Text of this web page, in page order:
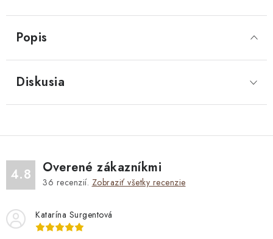
Popis
Diskusia
4.8 Overené zákazníkmi
36 recenzií. Zobraziť všetky recenzie
Katarína Surgentová